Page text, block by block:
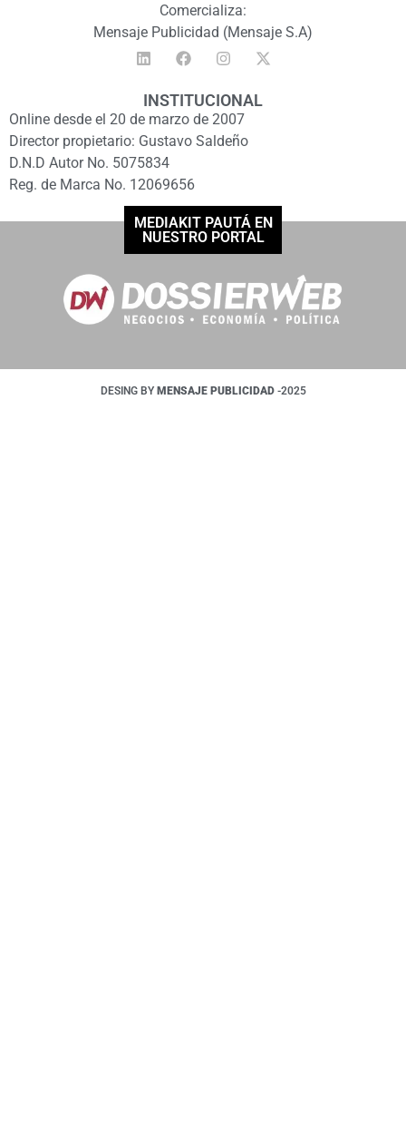
Comercializa:
Mensaje Publicidad (Mensaje S.A)
INSTITUCIONAL
Online desde el 20 de marzo de 2007
Director propietario: Gustavo Saldeño
D.N.D Autor No. 5075834
Reg. de Marca No. 12069656
MEDIAKIT PAUTÁ EN
NUESTRO PORTAL
DESING BY MENSAJE PUBLICIDAD -2025